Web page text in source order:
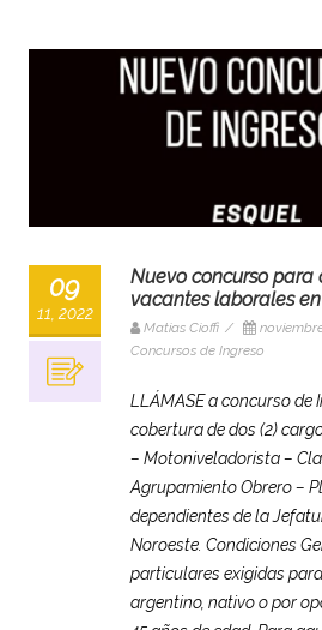
09
11, 2022
Nuevo concurso para
vacantes laborales
Matias Cioffi /
Concursos de Ingreso
LLÁMASE a concurso de
cobertura de dos (2)
– Motoniveladorista –
Agrupamiento Obrero –
dependientes de la
Noroeste. Condiciones
particulares exigidas
argentino, nativo o por